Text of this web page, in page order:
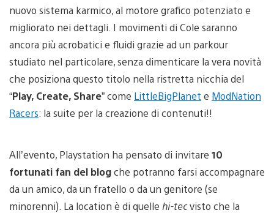
nuovo sistema karmico, al motore grafico potenziato e
migliorato nei dettagli. I movimenti di Cole saranno
ancora più acrobatici e fluidi grazie ad un parkour
studiato nel particolare, senza dimenticare la vera novità
che posiziona questo titolo nella ristretta nicchia del
“Play, Create, Share” come LittleBigPlanet e ModNation
Racers: la suite per la creazione di contenuti!!
All’evento, Playstation ha pensato di invitare 10
fortunati fan del blogche potranno farsi accompagnare
da un amico, da un fratello o da un genitore (se
minorenni). La location è di quelle hi-tecvisto che la